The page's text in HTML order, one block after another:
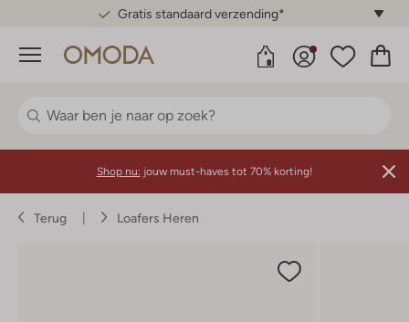
Gratis standaard verzending*
Menu
Shop nu: jouw must-haves tot 70% korting!
Terug Loafers Heren